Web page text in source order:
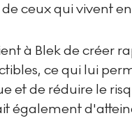
ceux qui vivent
à Blek de créer
ce qui lui
et de réduire le
également